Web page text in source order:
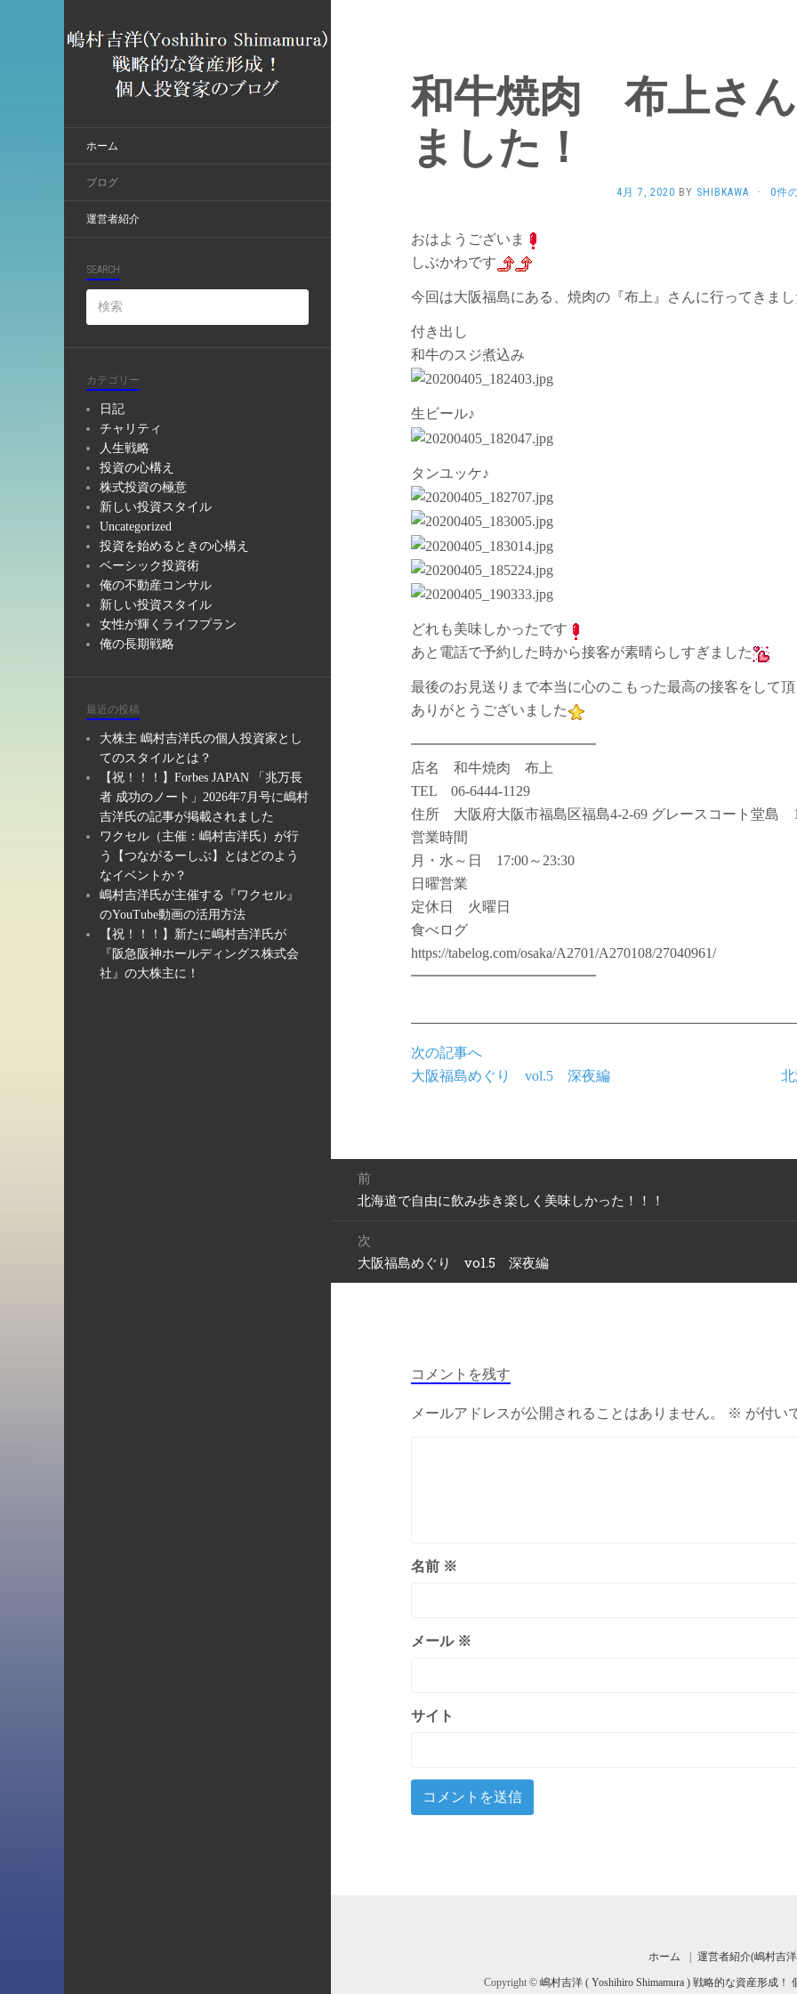
ホーム
ブログ
運営者紹介
SEARCH
カテゴリー
日記
チャリティ
人生戦略
投資の心構え
株式投資の極意
新しい投資スタイル
Uncategorized
投資を始めるときの心構え
ベーシック投資術
俺の不動産コンサル
新しい投資スタイル
女性が輝くライフプラン
俺の長期戦略
最近の投稿
大株主 嶋村吉洋氏の個人投資家とし
てのスタイルとは？
【祝！！！】Forbes JAPAN 「兆万長
者 成功のノート」2026年7月号に嶋村
吉洋氏の記事が掲載されました
ワクセル（主催：嶋村吉洋氏）が行
う【つながるーしぶ】とはどのよう
なイベントか？
嶋村吉洋氏が主催する『ワクセル』
のYouTube動画の活用方法
【祝！！！】新たに嶋村吉洋氏が
『阪急阪神ホールディングス株式会
社』の大株主に！
和牛焼肉 布上さ
ました！
4月 7, 2020 BY SHIBKAWA · 0件
おはようございま
しぶかわです
今回は大阪福島にある、焼肉の『布上』さんに行ってきま
付き出し
和牛のスジ煮込み
生ビール♪
タンユッケ♪
どれも美味しかったです
あと電話で予約した時から接客が素晴らしすぎました
最後のお見送りまで本当に心のこもった最高の接客をして
ありがとうございました
━━━━━━━━━━━━━
店名 和牛焼肉 布上
TEL 06-6444-1129
住所 大阪府大阪市福島区福島4-2-69 グレースコート堂島
営業時間
月・水～日 17:00～23:30
日曜営業
定休日 火曜日
食べログ
https://tabelog.com/osaka/A2701/A270108/27040961/
━━━━━━━━━━━━━
次の記事へ
大阪福島めぐり vol.5 深夜編
前
前
投
稿:
北海道で自由に飲み歩き楽しく美味しかった！！！
次
次
の
大阪福島めぐり vol.5 深夜編
コメントを残す
メールアドレスが公開されることはありません。 ※ が付い
名前 ※
メール ※
サイト
ホーム 運営者紹介(嶋村吉
Copyright © 嶋村吉洋 ( Yoshihiro Shimamura ) 戦略的な資産形成